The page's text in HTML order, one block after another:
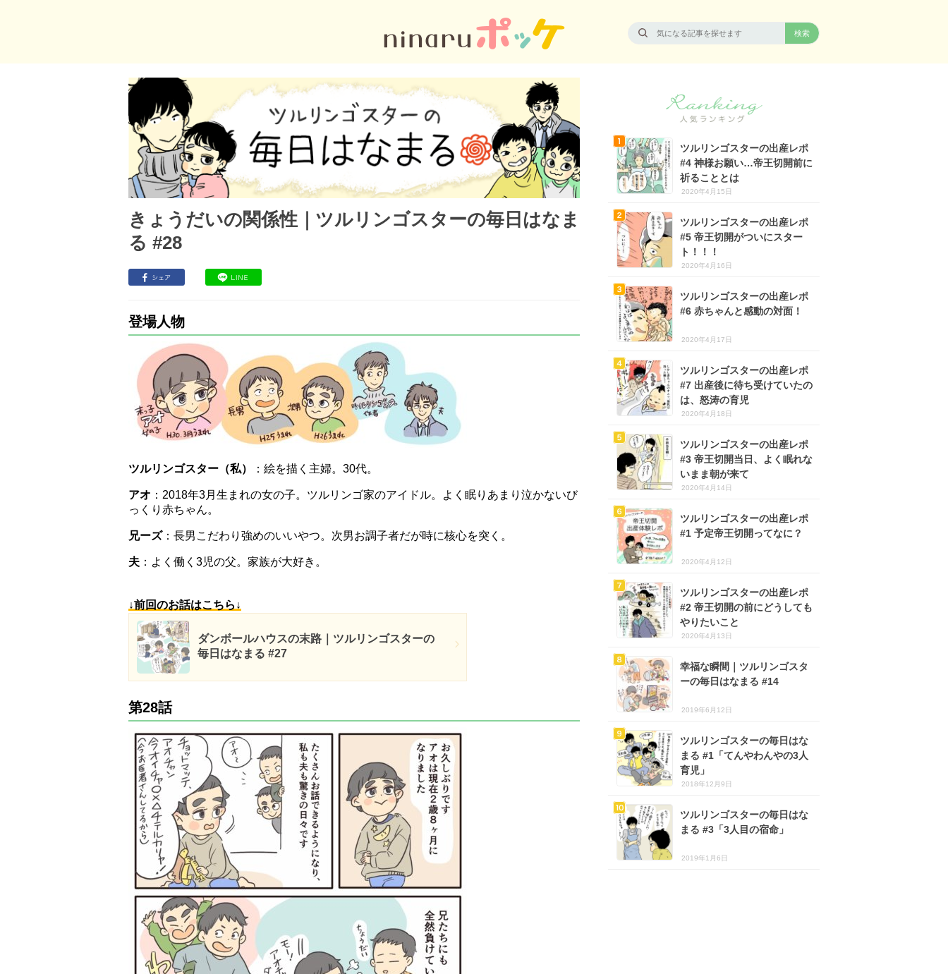
きょうだいの関係性｜ツルリンゴスターの毎日はなま
る #28
登場人物
ツルリンゴスター（私） ：絵を描く主婦。30代。
アオ ：2018年3月生まれの女の子。ツルリンゴ家のアイドル。よく眠りあまり泣かないび
っくり赤ちゃん。
兄ーズ：長男こだわり強めのいいやつ。次男お調子者だが時に核心を突く。
夫 ：よく働く3児の父。家族が大好き。
↓前回のお話はこちら↓
ダンボールハウスの末路｜ツルリンゴスターの
毎日はなまる #27
第28話
ツルリンゴスターの出産レポ
#4 神様お願い…帝王切開前に
祈ることとは
2020年4月15日
ツルリンゴスターの出産レポ
#5 帝王切開がついにスター
ト！！！
2020年4月16日
ツルリンゴスターの出産レポ
#6 赤ちゃんと感動の対面！
2020年4月17日
ツルリンゴスターの出産レポ
#7 出産後に待ち受けていたの
は、怒涛の育児
2020年4月18日
ツルリンゴスターの出産レポ
#3 帝王切開当日、よく眠れな
いまま朝が来て
2020年4月14日
ツルリンゴスターの出産レポ
#1 予定帝王切開ってなに？
2020年4月12日
ツルリンゴスターの出産レポ
#2 帝王切開の前にどうしても
やりたいこと
2020年4月13日
幸福な瞬間｜ツルリンゴスタ
ーの毎日はなまる #14
2019年6月12日
ツルリンゴスターの毎日はな
まる #1「てんやわんやの3人
育児」
2018年12月9日
ツルリンゴスターの毎日はな
まる #3「3人目の宿命」
2019年1月6日